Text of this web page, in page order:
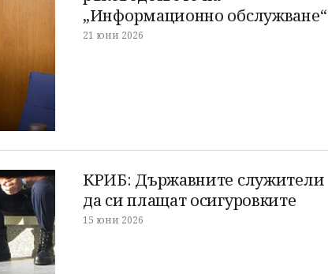
„Информационно обслужване“
21 юни 2026
КРИБ: Държавните служители
да си плащат осигуровките
15 юни 2026